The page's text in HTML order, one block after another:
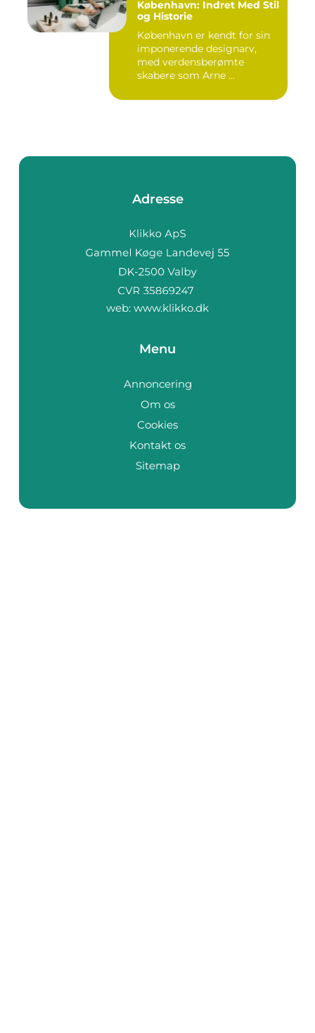
København: Indret Med Stil
og Historie
København er kendt for sin
imponerende designarv,
med verdensberømte
skabere som Arne ...
Adresse
web: www.klikko.dk
Menu
Annoncering
Om os
Cookies
Kontakt os
Sitemap